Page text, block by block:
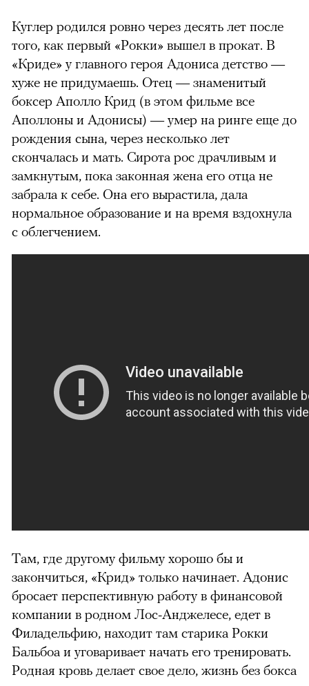
Куглер родился ровно через десять лет после
того, как первый «Рокки» вышел в прокат. В
«Криде» у главного героя Адониса детство —
хуже не придумаешь. Отец—знаменитый
боксер Аполло Крид (в этом фильме все
Аполлоны и Адонисы)—умер на ринге еще до
рождения сына, через несколько лет
скончалась и мать. Сирота рос драчливым и
замкнутым, пока законная жена его отца не
забрала к себе. Она его вырастила, дала
нормальное образование и на время вздохнула
с облегчением.
Там, где другому фильму хорошо бы и
закончиться, «Крид» только начинает. Адонис
бросает перспективную работу в финансовой
компании в родном Лос-Анджелесе, едет в
Филадельфию, находит там старика Рокки
Бальбоа и уговаривает начать его тренировать.
Родная кровь делает свое дело, жизнь без бокса